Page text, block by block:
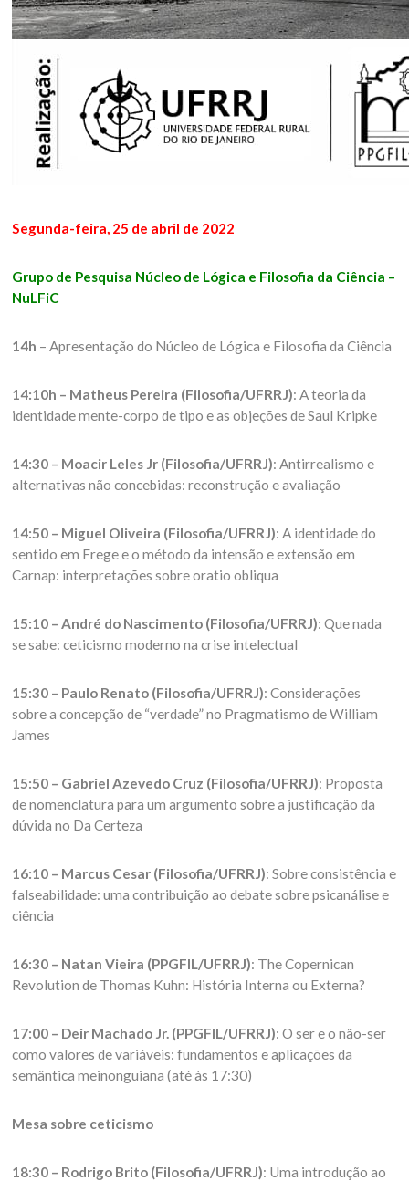
Segunda-feira, 25 de abril de 2022
Grupo de Pesquisa Núcleo de Lógica e Filosofia da Ciência –
NuLFiC
14h – Apresentação do Núcleo de Lógica e Filosofia da Ciência
14:10h – Matheus Pereira (Filosofia/UFRRJ): A teoria da
identidade mente-corpo de tipo e as objeções de Saul Kripke
14:30 – Moacir Leles Jr (Filosofia/UFRRJ): Antirrealismo e
alternativas não concebidas: reconstrução e avaliação
14:50 – Miguel Oliveira (Filosofia/UFRRJ): A identidade do
sentido em Frege e o método da intensão e extensão em
Carnap: interpretações sobre oratio obliqua
15:10 – André do Nascimento (Filosofia/UFRRJ): Que nada
se sabe: ceticismo moderno na crise intelectual
15:30 – Paulo Renato (Filosofia/UFRRJ): Considerações
sobre a concepção de “verdade” no Pragmatismo de William
James
15:50 – Gabriel Azevedo Cruz (Filosofia/UFRRJ): Proposta
de nomenclatura para um argumento sobre a justificação da
dúvida no Da Certeza
16:10 – Marcus Cesar (Filosofia/UFRRJ): Sobre consistência e
falseabilidade: uma contribuição ao debate sobre psicanálise e
ciência
16:30 – Natan Vieira (PPGFIL/UFRRJ): The Copernican
Revolution de Thomas Kuhn: História Interna ou Externa?
17:00 – Deir Machado Jr. (PPGFIL/UFRRJ): O ser e o não-ser
como valores de variáveis: fundamentos e aplicações da
semântica meinonguiana (até às 17:30)
Mesa sobre ceticismo
18:30 – Rodrigo Brito (Filosofia/UFRRJ): Uma introdução ao